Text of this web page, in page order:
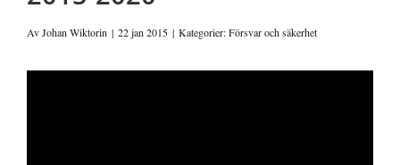
AvJohan Wiktorin | 22 jan 2015 | Kategorier:Försvar och säkerhet